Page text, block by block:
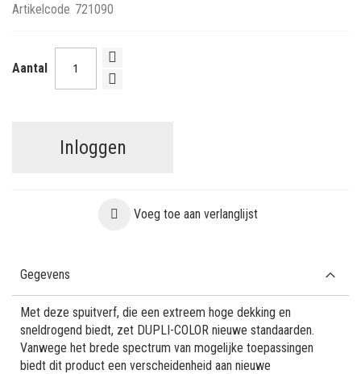
Artikelcode 721090
Aantal
Inloggen
Voeg toe aan verlanglijst
Gegevens
Met deze spuitverf, die een extreem hoge dekking en
sneldrogend biedt, zet DUPLI-COLOR nieuwe standaarden.
Vanwege het brede spectrum van mogelijke toepassingen
biedt dit product een verscheidenheid aan nieuwe